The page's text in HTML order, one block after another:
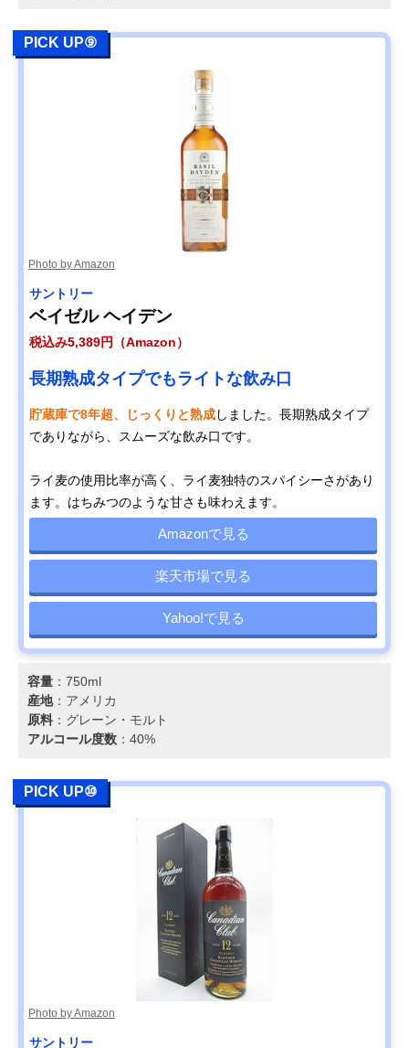
PICK UP⑨
Photo by Amazon
サントリー
ベイゼル ヘイデン
税込み5,389円（Amazon）
長期熟成タイプでもライトな飲み口
貯蔵庫で8年超、じっくりと熟成しました。長期熟成タイプ
でありながら、スムーズな飲み口です。
ライ麦の使用比率が高く、ライ麦独特のスパイシーさがあり
ます。はちみつのような甘さも味わえます。
Amazonで見る
楽天市場で見る
Yahoo!で見る
容量 ：750ml
産地：アメリカ
原料 ：グレーン・モルト
アルコール度数 ：40%
PICK UP⑩
Photo by Amazon
サントリー